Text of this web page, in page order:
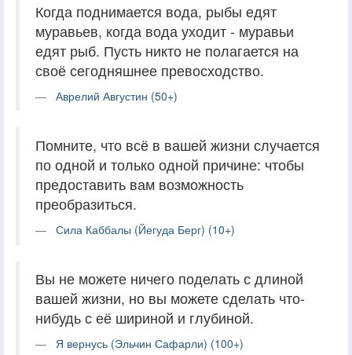
Когда поднимается вода, рыбы едят
муравьев, когда вода уходит - муравьи
едят рыб. Пусть никто не полагается на
своё сегодняшнее превосходство.
Аврелий Августин (50+)
Помните, что всё в вашей жизни случается
по одной и только одной причине: чтобы
предоставить вам возможность
преобразиться.
Сила Каббалы (Йегуда Берг) (10+)
Вы не можете ничего поделать с длиной
вашей жизни, но вы можете сделать что-
нибудь с её шириной и глубиной.
Я вернусь (Эльчин Сафарли) (100+)